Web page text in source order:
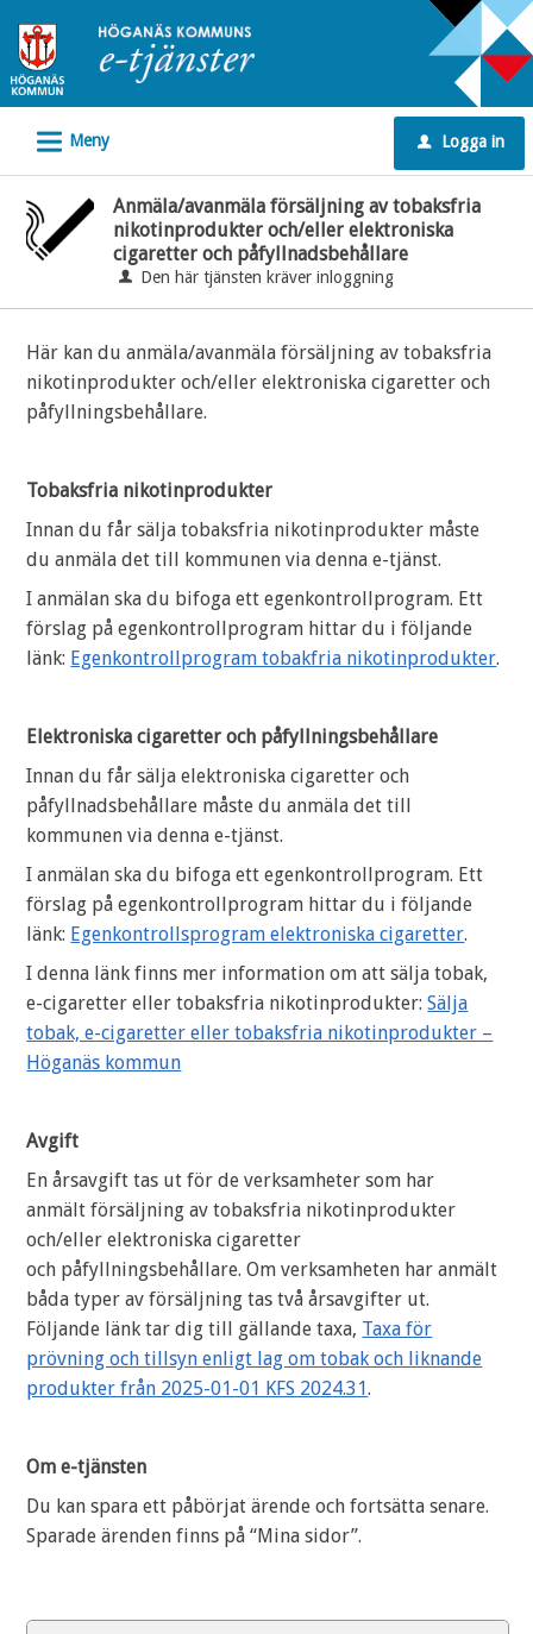
till
e-
tjänster
Höganäs
kommun
L Meny u Logga in
Anmäla/avanmäla försäljning av tobaksfria
nikotinprodukter och/eller elektroniska
cigaretter och påfyllnadsbehållare
Den här tjänsten kräver inloggning
Här kan du anmäla/avanmäla försäljning av tobaksfria
nikotinprodukter och/eller elektroniska cigaretter och
påfyllningsbehållare.
Tobaksfria nikotinprodukter
Innan du får sälja tobaksfria nikotinprodukter måste
du anmäla det till kommunen via denna e-tjänst.
I anmälan ska du bifoga ett egenkontrollprogram. Ett
förslag på egenkontrollprogram hittar du i följande
länk: Egenkontrollprogram tobakfria nikotinprodukter.
Elektroniska cigaretter och påfyllningsbehållare
Innan du får sälja elektroniska cigaretter och
påfyllnadsbehållare måste du anmäla det till
kommunen via denna e-tjänst.
I anmälan ska du bifoga ett egenkontrollprogram. Ett
förslag på egenkontrollprogram hittar du i följande
länk: Egenkontrollsprogram elektroniska cigaretter.
I denna länk finns mer information om att sälja tobak,
e-cigaretter eller tobaksfria nikotinprodukter:Sälja
tobak, e-cigaretter eller tobaksfria nikotinprodukter –
Höganäs kommun
Avgift
En årsavgift tas ut för de verksamheter som har
anmält försäljning av tobaksfria nikotinprodukter
och/eller elektroniska cigaretter
och påfyllningsbehållare. Om verksamheten har anmält
båda typer av försäljning tas två årsavgifter ut.
Följande länk tar dig till gällande taxa, Taxa för
prövning och tillsyn enligt lag om tobak och liknande
produkter från 2025-01-01 KFS 2024.31.
Om e-tjänsten
Du kan spara ett påbörjat ärende och fortsätta senare.
Sparade ärenden finns på “Mina sidor”.